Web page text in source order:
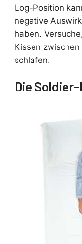
Log-Position
negative
haben.
Kissen
schlafen.
Die